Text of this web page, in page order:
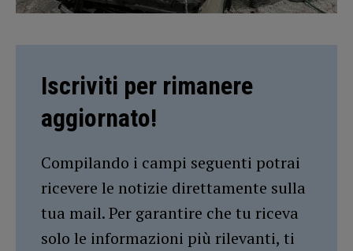
Iscriviti per rimanere
aggiornato!
Compilando i campi seguenti potrai
ricevere le notizie direttamente sulla
tua mail. Per garantire che tu riceva
solo le informazioni più rilevanti, ti